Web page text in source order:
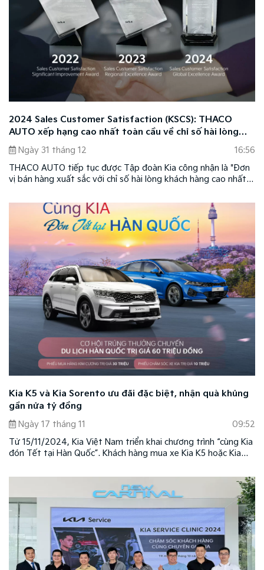
2024 Sales Customer Satisfaction (KSCS): THACO
AUTO xếp hạng cao nhất toàn cầu về chỉ số hài lòng
của khách hàng mua xe
Ngày 31 tháng 12
16:56
THACO AUTO tiếp tục được Tập đoàn Kia công nhận là "Đơn
vị bán hàng xuất sắc với chỉ số hài lòng khách hàng cao nhất"
Satisfaction (KSCS)" được thực hiện trên 33 quốc gia. Đây là
minh chứng cho chất lượng dịch vụ hàng đầu mà THACO
AUTO mang đến cho khách hàng, giúp đơn vị được vinh danh
liên tiếp trong ba năm.
Kia K5 và Kia Sorento ưu đãi đặc biệt, nhận quà khủng
gần nửa tỷ đồng
Ngày 17 tháng 11
09:52
Từ 15/11/2024, Kia Việt Nam triển khai chương trình “cùng Kia
đón Tết tại Hàn Quốc”. Khách hàng mua xe Kia K5 hoặc Kia
gia rút thăm trúng thưởng với nhiều giải thưởng hấp dẫn.
Chương trình áp dụng theo các điều kiện và điều khoản do
thương hiệu quy định.